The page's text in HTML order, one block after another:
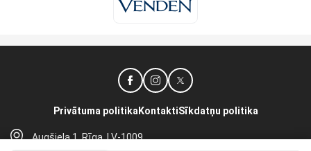
Augšiela 1, Rīga, LV-1009
Privātuma politika KontaktiSīkdatņu politika